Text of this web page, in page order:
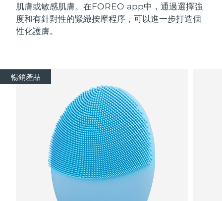
肌膚或敏感肌膚。在FOREO app中，通過選擇強
度和有針對性的緊緻按摩程序，可以進一步打造個
性化護膚。
暢銷產品